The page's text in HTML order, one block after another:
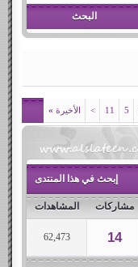
البحث
5
11
> الأخيرة »
إبحث في هذا المنتدى
مشاركات المشاهدات
14
62,473